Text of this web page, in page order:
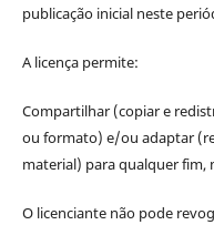
publicação inicial neste
A licença permite:
Compartilhar (copiar e
ou formato) e/ou adaptar
material) para qualquer fim,
O licenciante não pode